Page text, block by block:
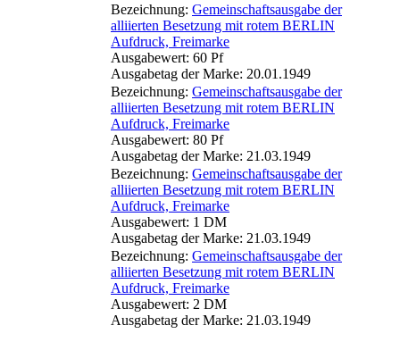
Bezeichnung: Gemeinschaftsausgabe der
alliierten Besetzung mit rotem BERLIN
Aufdruck, Freimarke
Ausgabewert: 60 Pf
Ausgabetag der Marke: 20.01.1949
Bezeichnung: Gemeinschaftsausgabe der
alliierten Besetzung mit rotem BERLIN
Aufdruck, Freimarke
Ausgabewert: 80 Pf
Ausgabetag der Marke: 21.03.1949
Bezeichnung: Gemeinschaftsausgabe der
alliierten Besetzung mit rotem BERLIN
Aufdruck, Freimarke
Ausgabewert: 1 DM
Ausgabetag der Marke: 21.03.1949
Bezeichnung: Gemeinschaftsausgabe der
alliierten Besetzung mit rotem BERLIN
Aufdruck, Freimarke
Ausgabewert: 2 DM
Ausgabetag der Marke: 21.03.1949